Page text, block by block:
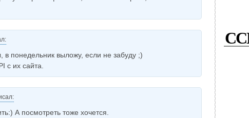
в понедельник выложу, если не забуду ;)
с их сайта.
А посмотреть тоже хочется.